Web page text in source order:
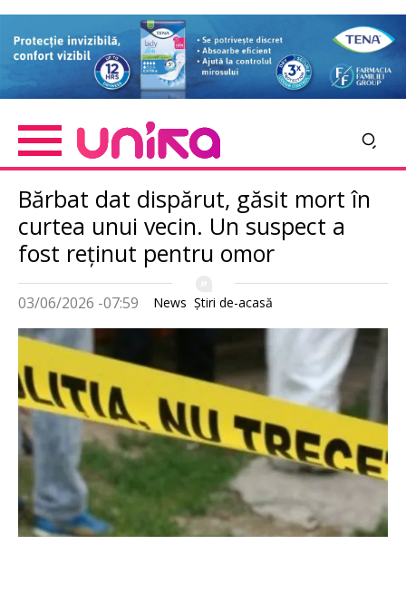
to
content
Bărbat dat dispărut, găsit mort în
curtea unui vecin. Un suspect a
fost reținut pentru omor
03/06/2026 -07:59 News Știri de-acasă
Imagine